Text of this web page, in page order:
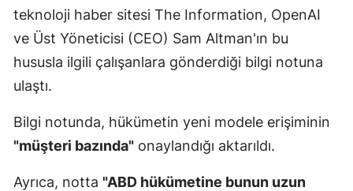
İstanbul
Kars
teknoloji haber sitesi The Information, OpenAI
ve Üst Yöneticisi (CEO) Sam Altman'ın bu
hususla ilgili çalışanlara gönderdiği bilgi notuna
ulaştı.
Bilgi notunda, hükümetin yeni modele erişiminin
"müşteri bazında" onaylandığı aktarıldı.
Ayrıca, notta "ABD hükümetine bunun uzun